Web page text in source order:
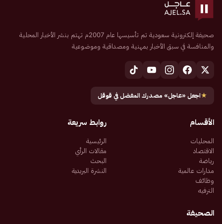
صحيفة إلكترونية سعودية تم تأسيسها عام 2007م تهتم بنشر الأخبار المحلية
والمنافسة في سبق الأخبار بمهنية ومصداقية وموضوعية
★اجعل «عاجل» مصدرك المفضل في قوقل
الأقسام
المحليات
الاقتصاد
رياضة
مدارات عالمية
وظائف
الترفيه
روابط سريعة
الرئيسية
مقالات الرأي
البحث
النشرة البريدية
الصحيفة